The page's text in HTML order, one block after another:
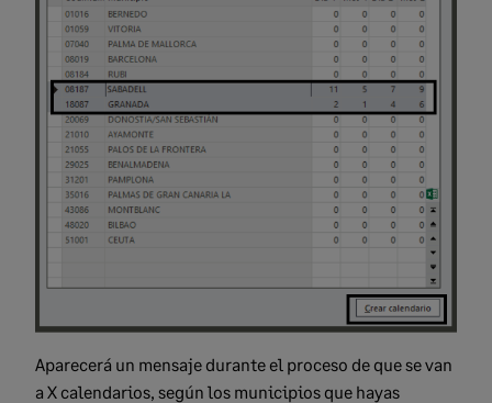
Aparecerá un mensaje durante el proceso de que se van
a X calendarios, según los municipios que hayas